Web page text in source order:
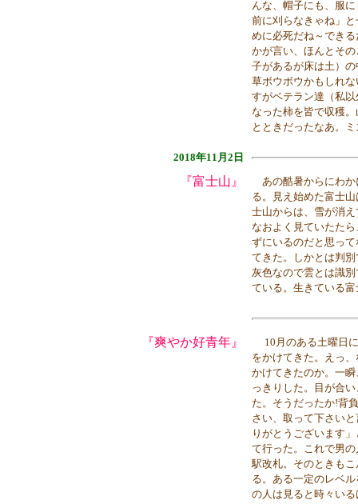
んな、帽子にも、服
前に刈らなきゃね」
めに必死だね～でき
かが言い、ほんとそ
子があるが床は土）
草ボウボウかもしれ
すがベテラン達（私
なった柿を皆で収穫
とときだったなあ。
2018年11月2日
『富士山』
あの酷暑からにわか
る。見え始めた富士
士山からは、雪が消
なおよく見ていたた
ずにいるのだと思っ
てきた。しかとは判
灰色なので雲とは識
ている。生きている
『爽やか好青年』
10月のある土曜日
をかけてきた。えっ
かけてきたのか。一
っきりした。目が合
た。そうだったか!背
さい、取って下さい
りがとうございます
て行った。これで男
駅改札。そのときも
る。ある一定のレベ
の人は見ると時々い